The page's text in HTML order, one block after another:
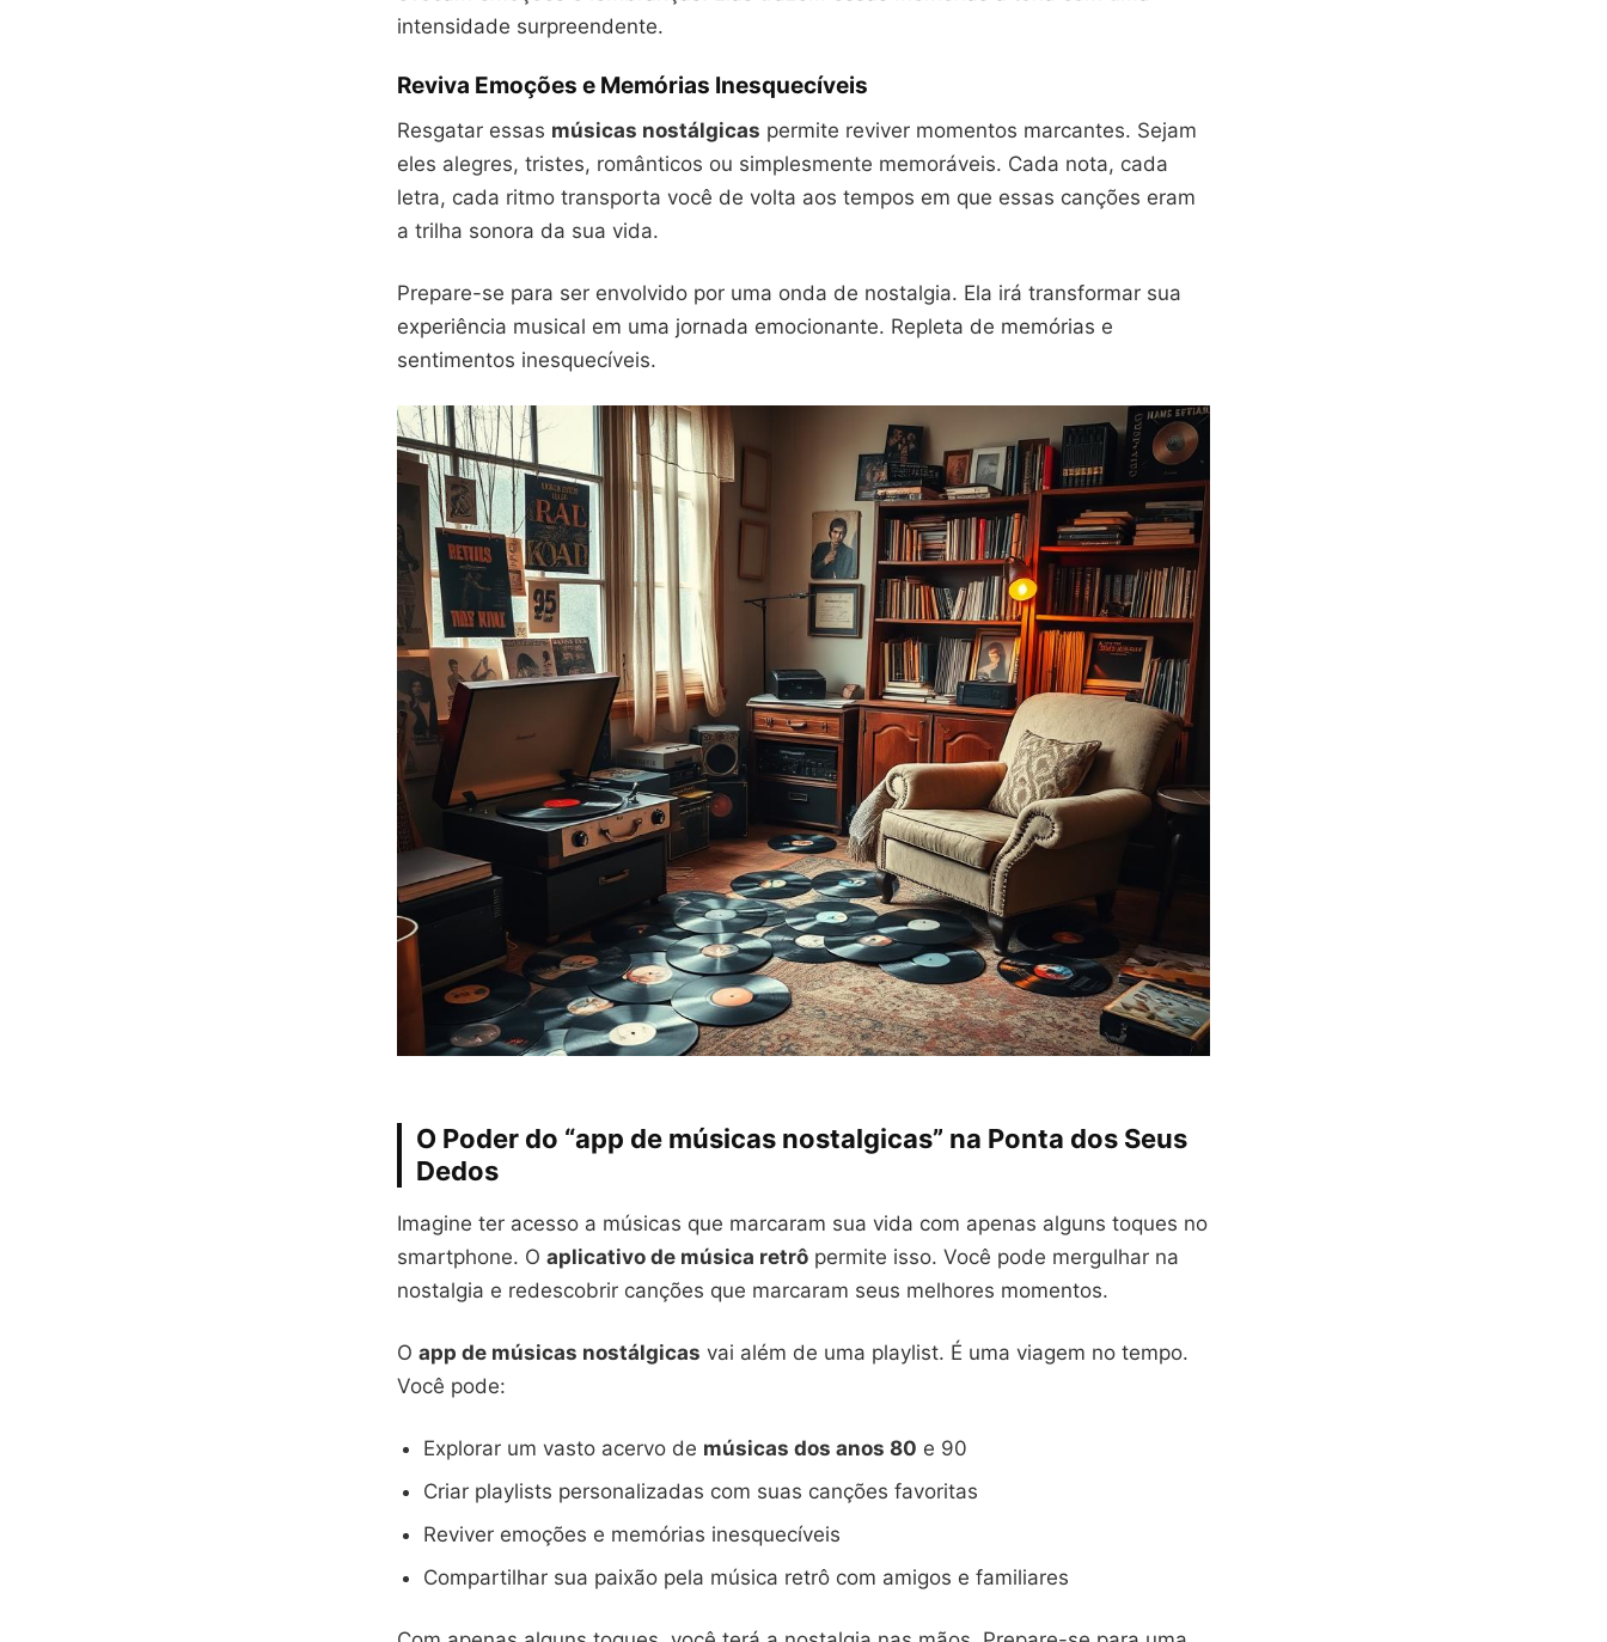
intensidade surpreendente.
Reviva Emoções e Memórias Inesquecíveis
Resgatar essas músicas nostálgicas permite reviver momentos marcantes. Sejam
eles alegres, tristes, românticos ou simplesmente memoráveis. Cada nota, cada
letra, cada ritmo transporta você de volta aos tempos em que essas canções eram
a trilha sonora da sua vida.
Prepare-se para ser envolvido por uma onda de nostalgia. Ela irá transformar sua
experiência musical em uma jornada emocionante. Repleta de memórias e
sentimentos inesquecíveis.
O Poder do “app de músicas nostalgicas” na Ponta dos Seus
Dedos
Imagine ter acesso a músicas que marcaram sua vida com apenas alguns toques no
smartphone. O aplicativo de música retrô permite isso. Você pode mergulhar na
nostalgia e redescobrir canções que marcaram seus melhores momentos.
O app de músicas nostálgicas vai além de uma playlist. É uma viagem no tempo.
Você pode:
Explorar um vasto acervo de músicas dos anos 80 e 90
Criar playlists personalizadas com suas canções favoritas
Reviver emoções e memórias inesquecíveis
Compartilhar sua paixão pela música retrô com amigos e familiares